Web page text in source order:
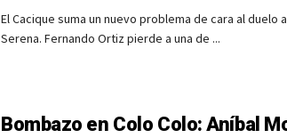
El Cacique suma un nuevo problema de cara al duelo
Serena. Fernando Ortiz pierde a una de ...
Bombazo en Colo Colo: Aníbal